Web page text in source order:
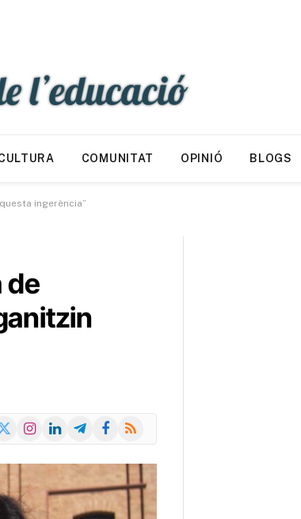
COMUNITAT OPINIÓ BLOGS
ingerència”
de
Instagram
LinkedInTelegramFacebook
RSS